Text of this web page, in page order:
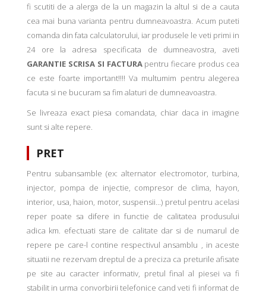
fi scutiti de a alerga de la un magazin la altul si de a cauta
cea mai buna varianta pentru dumneavoastra. Acum puteti
comanda din fata calculatorului, iar produsele le veti primi in
24 ore la adresa specificata de dumneavostra, aveti
GARANTIE SCRISA SI FACTURApentru fiecare produs cea
ce este foarte important!!!! Va multumim pentru alegerea
facuta si ne bucuram sa fim alaturi de dumneavoastra.
Se livreaza exact piesa comandata, chiar daca in imagine
sunt si alte repere.
PRET
Pentru subansamble (ex: alternator electromotor, turbina,
injector, pompa de injectie, compresor de clima, hayon,
interior, usa, haion, motor, suspensii...) pretul pentru acelasi
reper poate sa difere in functie de calitatea produsului
adica km. efectuati stare de calitate dar si de numarul de
repere pe care-l contine respectivul ansamblu , in aceste
situatii ne rezervam dreptul de a preciza ca preturile afisate
pe site au caracter informativ, pretul final al piesei va fi
stabilit in urma convorbirii telefonice cand veti fi informat de